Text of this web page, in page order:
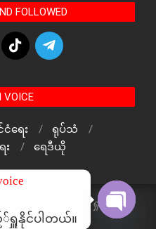
FOLLOWED
VOICE
ငံရေး
ရုပ်သံ
း ရေဒီယို
All rights reserved. ရှမ်းနီအသံ
င်ဖြစ်ပါသည်
နိုင်ပါတယ်။